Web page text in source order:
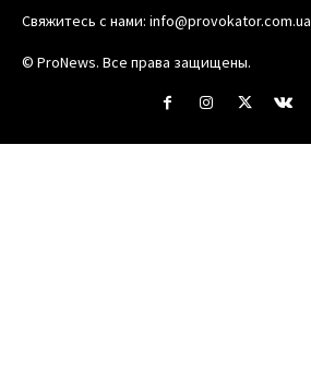
Свяжитесь с нами: info@provokator.com.ua
© ProNews. Все права защищены.